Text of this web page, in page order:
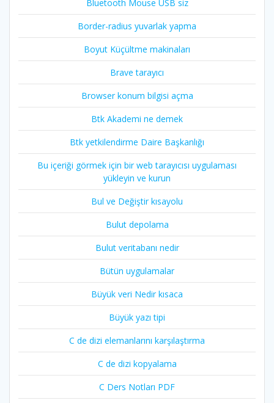
Bluetooth Mouse USB siz
Border-radius yuvarlak yapma
Boyut Küçültme makinaları
Brave tarayıcı
Browser konum bilgisi açma
Btk Akademi ne demek
Btk yetkilendirme Daire Başkanlığı
Bu içeriği görmek için bir web tarayıcısı uygulaması
yükleyin ve kurun
Bul ve Değiştir kısayolu
Bulut depolama
Bulut veritabanı nedir
Bütün uygulamalar
Büyük veri Nedir kısaca
Büyük yazı tipi
C de dizi elemanlarını karşılaştırma
C de dizi kopyalama
C Ders Notları PDF